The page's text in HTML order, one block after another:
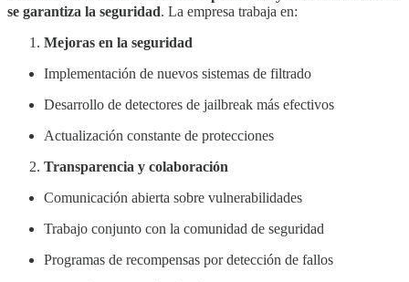
se garantiza la seguridad. La empresa trabaja en:
Mejoras en la seguridad
Implementación de nuevos sistemas de filtrado
Desarrollo de detectores de jailbreak más efectivos
Actualización constante de protecciones
Transparencia y colaboración
Comunicación abierta sobre vulnerabilidades
Trabajo conjunto con la comunidad de seguridad
Programas de recompensas por detección de fallos